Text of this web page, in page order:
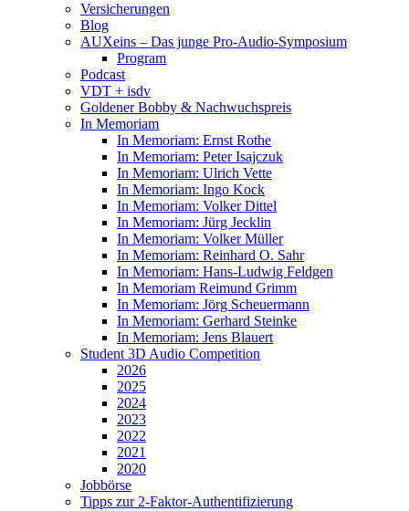
Versicherungen
Blog
AUXeins – Das junge Pro-Audio-Symposium
Program
Podcast
VDT + isdv
Goldener Bobby & Nachwuchspreis
In Memoriam
In Memoriam: Ernst Rothe
In Memoriam: Peter Isajczuk
In Memoriam: Ulrich Vette
In Memoriam: Ingo Kock
In Memoriam: Volker Dittel
In Memoriam: Jürg Jecklin
In Memoriam: Volker Müller
In Memoriam: Reinhard O. Sahr
In Memoriam: Hans-Ludwig Feldgen
In Memoriam Reimund Grimm
In Memoriam: Jörg Scheuermann
In Memoriam: Gerhard Steinke
In Memoriam: Jens Blauert
Student 3D Audio Competition
2026
2025
2024
2023
2022
2021
2020
Jobbörse
Tipps zur 2-Faktor-Authentifizierung